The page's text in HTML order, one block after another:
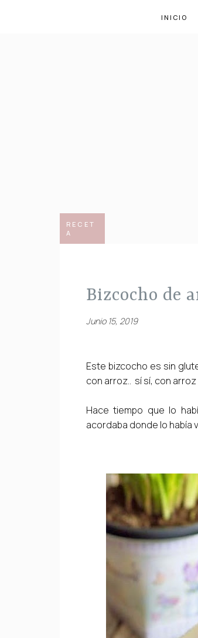
INICIO
RECET
A
bizcocho
Junio 15, 2019
Este bizcocho es sin
con arroz.. sí sí, con
Hace tiempo que lo
acordaba donde lo había